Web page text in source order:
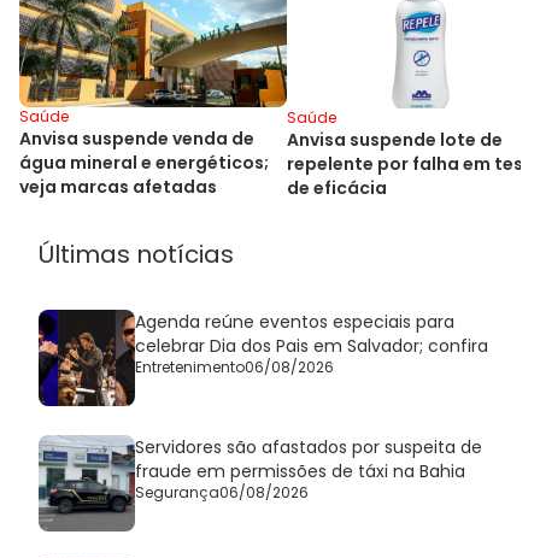
Saúde
Anvisa suspende venda de
água mineral e energéticos;
veja marcas afetadas
Saúde
Anvisa suspende lote de
repelente por falha em
de eficácia
Últimas notícias
Agenda reúne eventos especiais para
celebrar Dia dos Pais em Salvador; confira
Entretenimento06/08/2026
Servidores são afastados por suspeita de
fraude em permissões de táxi na Bahia
Segurança06/08/2026